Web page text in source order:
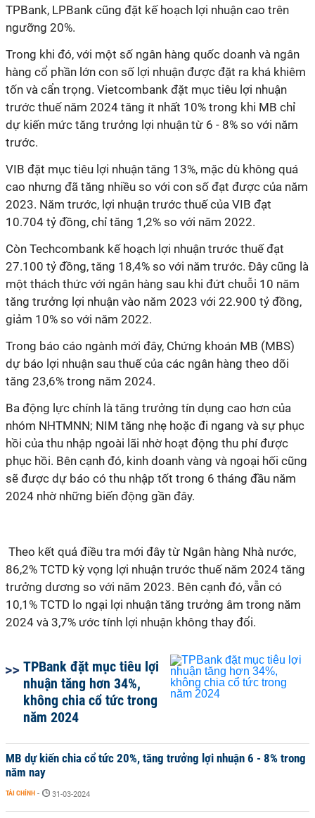
TPBank, LPBank cũng đặt kế hoạch lợi nhuận cao trên
ngưỡng 20%.
Trong khi đó, với một số ngân hàng quốc doanh và ngân
hàng cổ phần lớn con số lợi nhuận được đặt ra khá khiêm
tốn và cẩn trọng. Vietcombank đặt mục tiêu lợi nhuận
trước thuế năm 2024 tăng ít nhất 10% trong khi MB chỉ
dự kiến mức tăng trưởng lợi nhuận từ 6 - 8% so với năm
trước.
VIB đặt mục tiêu lợi nhuận tăng 13%, mặc dù không quá
cao nhưng đã tăng nhiều so với con số đạt được của năm
2023. Năm trước, lợi nhuận trước thuế của VIB đạt
10.704 tỷ đồng, chỉ tăng 1,2% so với năm 2022.
Còn Techcombank kế hoạch lợi nhuận trước thuế đạt
27.100 tỷ đồng, tăng 18,4% so với năm trước. Đây cũng là
một thách thức với ngân hàng sau khi đứt chuỗi 10 năm
tăng trưởng lợi nhuận vào năm 2023 với 22.900 tỷ đồng,
giảm 10% so với năm 2022.
Trong báo cáo ngành mới đây, Chứng khoán MB (MBS)
d ự báo lợi nhuận sau thuế của các ngân hàng theo dõi
tăng 23,6% trong năm 2024.
Ba động lực chính là tăng trưởng tín d ụng cao hơn của
nhóm NHTMNN; NIM tăng nhẹ hoặc đi ngang và sự phục
hồi của thu nhập ngoài lãi nhờ hoạt động thu phí được
phục hồi. Bên cạnh đó, kinh doanh vàng và ngoại hối cũng
sẽ được d ự báo có thu nhập tốt trong 6 tháng đầu năm
2024 nhờ những biến động gần đây.
Theo kết quả điều tra mới đây từ Ngân hàng Nhà nước,
86,2% TCTD kỳ vọng lợi nhuận trước thuế năm 2024 tăng
trưởng dương so với năm 2023. Bên cạnh đó, vẫn có
10,1% TCTD lo ngại lợi nhuận tăng trưởng âm trong năm
2024 và 3,7% ước tính lợi nhuận không thay đổi.
TPBank đặt mục tiêu lợi
nhuận tăng hơn 34%,
không chia cổ tức trong
năm 2024
MB dự kiến chia cổ tức 20%, tăng trưởng lợi nhuận 6 - 8% trong
năm nay
TÀI CHÍNH - 31-03-2024